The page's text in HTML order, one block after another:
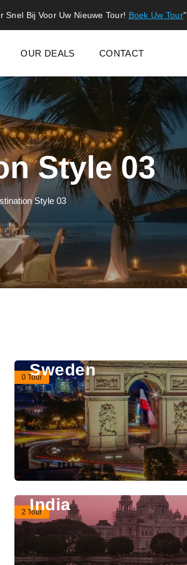
Snel Bij Voor Uw Nieuwe Tour! Boek Uw Tour"
OUR DEALS CONTACT
Style 03
Style 03
0 Tour
Sweden
2 Tour
India